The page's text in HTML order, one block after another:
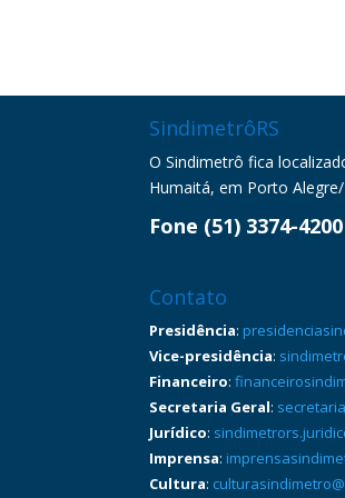
SindimetrôRS
O Sindimetrô fica
Humaitá, em Porto Alegre/
Fone (51) 3374-4200
Contato
Presidência:
Vice-presidência:
Financeiro:
Secretaria Geral:
Jurídico:
Imprensa:
Cultura: